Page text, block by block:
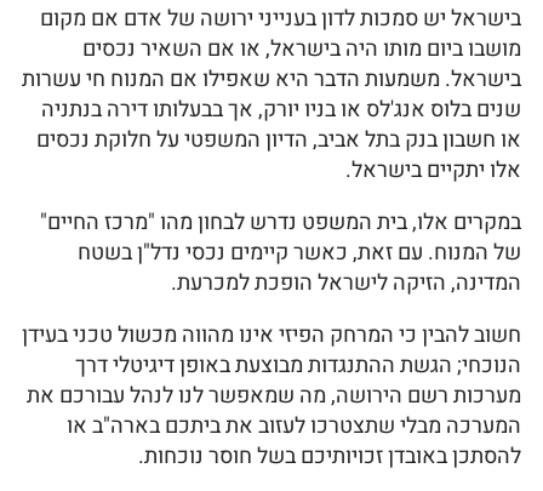
בישראל יש סמכות לדון בענייני ירושה של אדם אם מקום
מושבו ביום מותו היה בישראל, או אם השאיר נכסים
בישראל. משמעות הדבר היא שאפילו אם המנוח חי עשרות
שנים בלוס אנג'לס או בניו יורק, אך בבעלותו דירה בנתניה
או חשבון בנק בתל אביב, הדיון המשפטי על חלוקת נכסים
אלו יתקיים בישראל.
במקרים אלו, בית המשפט נדרש לבחון מהו "מרכז החיים"
של המנוח. עם זאת, כאשר קיימים נכסי נדל"ן בשטח
המדינה, הזיקה לישראל הופכת למכרעת.
חשוב להבין כי המרחק הפיזי אינו מהווה מכשול טכני בעידן
הנוכחי; הגשת ההתנגדות מבוצעת באופן דיגיטלי דרך
מערכות רשם הירושה, מה שמאפשר לנו לנהל עבורכם את
המערכה מבלי שתצטרכו לעזוב את ביתכם בארה"ב או
להסתכן באובדן זכויותיכם בשל חוסר נוכחות.